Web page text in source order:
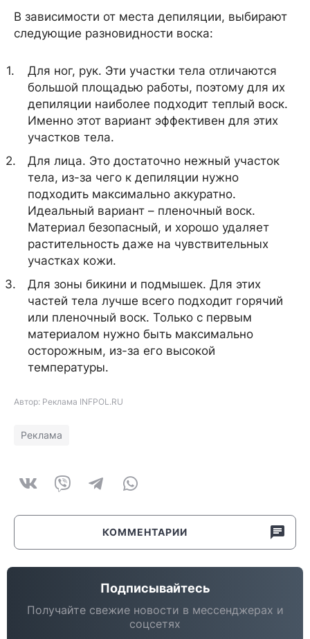
В зависимости от места депиляции, выбирают
следующие разновидности воска:
Для ног, рук. Эти участки тела отличаются
большой площадью работы, поэтому для их
депиляции наиболее подходит теплый воск.
Именно этот вариант эффективен для этих
участков тела.
Для лица. Это достаточно нежный участок
тела, из-за чего к депиляции нужно
подходить максимально аккуратно.
Идеальный вариант – пленочный воск.
Материал безопасный, и хорошо удаляет
растительность даже на чувствительных
участках кожи.
Для зоны бикини и подмышек. Для этих
частей тела лучше всего подходит горячий
или пленочный воск. Только с первым
материалом нужно быть максимально
осторожным, из-за его высокой
температуры.
Автор: Реклама INFPOL.RU
Реклама
КОММЕНТАРИИ
Подписывайтесь
Получайте свежие новости в мессенджерах и
соцсетях